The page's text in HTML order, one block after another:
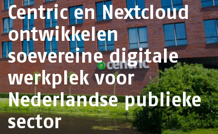
Insights
Centric en Nextcloud
ontwikkelen
soevereine digitale
werkplek voor
Nederlandse publieke
sector